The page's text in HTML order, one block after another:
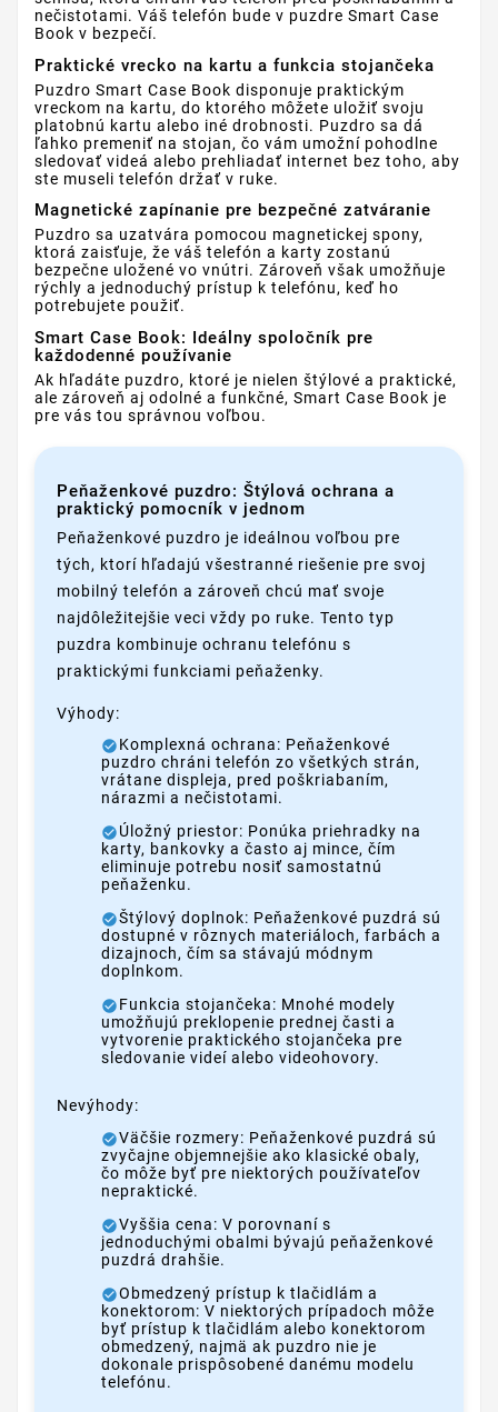
nečistotami. Váš telefón bude v puzdre Smart Case
Book v bezpečí.
Praktické vrecko na kartu a funkcia stojančeka
Puzdro Smart Case Book disponuje praktickým
vreckom na kartu, do ktorého môžete uložiť svoju
platobnú kartu alebo iné drobnosti. Puzdro sa dá
ľahko premeniť na stojan, čo vám umožní pohodlne
sledovať videá alebo prehliadať internet bez toho, aby
ste museli telefón držať v ruke.
Magnetické zapínanie pre bezpečné zatváranie
Puzdro sa uzatvára pomocou magnetickej spony,
ktorá zaisťuje, že váš telefón a karty zostanú
bezpečne uložené vo vnútri. Zároveň však umožňuje
rýchly a jednoduchý prístup k telefónu, keď ho
potrebujete použiť.
Smart Case Book: Ideálny spoločník pre
každodenné používanie
Ak hľadáte puzdro, ktoré je nielen štýlové a praktické,
ale zároveň aj odolné a funkčné, Smart Case Book je
pre vás tou správnou voľbou.
Peňaženkové puzdro: Štýlová ochrana a
praktický pomocník v jednom
Peňaženkové puzdro je ideálnou voľbou pre
tých, ktorí hľadajú všestranné riešenie pre svoj
mobilný telefón a zároveň chcú mať svoje
najdôležitejšie veci vždy po ruke. Tento typ
puzdra kombinuje ochranu telefónu s
praktickými funkciami peňaženky.
Výhody:
Komplexná ochrana: Peňaženkové
puzdro chráni telefón zo všetkých strán,
vrátane displeja, pred poškriabaním,
nárazmi a nečistotami.
Úložný priestor: Ponúka priehradky na
karty, bankovky a často aj mince, čím
eliminuje potrebu nosiť samostatnú
peňaženku.
Štýlový doplnok: Peňaženkové puzdrá sú
dostupné v rôznych materiáloch, farbách a
dizajnoch, čím sa stávajú módnym
doplnkom.
Funkcia stojančeka: Mnohé modely
umožňujú preklopenie prednej časti a
vytvorenie praktického stojančeka pre
sledovanie videí alebo videohovory.
Nevýhody:
Väčšie rozmery: Peňaženkové puzdrá sú
zvyčajne objemnejšie ako klasické obaly,
čo môže byť pre niektorých používateľov
nepraktické.
Vyššia cena: V porovnaní s
jednoduchými obalmi bývajú peňaženkové
puzdrá drahšie.
Obmedzený prístup k tlačidlám a
konektorom: V niektorých prípadoch môže
byť prístup k tlačidlám alebo konektorom
obmedzený, najmä ak puzdro nie je
dokonale prispôsobené danému modelu
telefónu.